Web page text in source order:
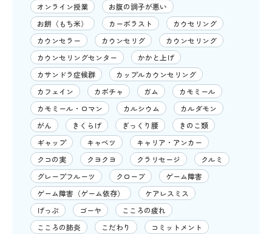
オンライン授業
お腹の調子が悪い
お餅（もち米）
カーボラスト
カウセリング
カウンセラー
カウンセリグ
カウンセリング
カウンセリングセンター
かかと上げ
カサンドラ症候群
カップルカウンセリング
カフェイン
カボチャ ガム
カモミール
カモミール・ロマン
カルシウム
カルダモン
がん
きくらげ ぎっくり腰
きのこ類
ギャップ
キャベツ
キャリア・アンカー
クコの実
クヨクヨ クラリセージ
クルミ
グレープフルーツ
クローブ
ゲーム障害
ゲーム障害（ゲーム依存）
ケアレスミス
げっぷ
ゴーヤ
こころの疲れ
こころの肺炎
こだわり
コミットメント